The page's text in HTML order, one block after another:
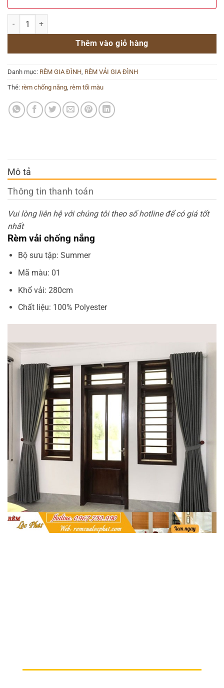
Rèm Cửa Sổ Đẹp Chống Nắng 21 số lượng
Thêm vào giỏ hàng
Danh mục: RÈM GIA ĐÌNH RÈM VẢI GIA ĐÌNH
Thẻ: rèm chống nắng rèm tối màu
Mô tả
Thông tin thanh toán
Vui lòng liên hệ với chúng tôi theo số hotline để có giá tốt
nhất
Rèm vải chống nắng
Bộ sưu tập: Summer
Mã màu: 01
Khổ vải: 280cm
Chất liệu: 100% Polyester